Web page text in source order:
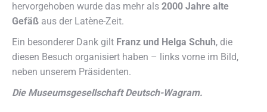
hervorgehoben wurde das mehr als 2000 Jahre alte
Gefäß aus der Latène-Zeit.
Ein besonderer Dank gilt Franz und Helga Schuh, die
diesen Besuch organisiert haben – links vorne im Bild,
neben unserem Präsidenten.
Die Museumsgesellschaft Deutsch-Wagram.